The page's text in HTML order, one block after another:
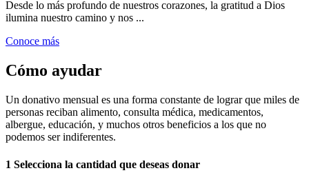
Desde lo más profundo de nuestros corazones, la gratitud a Dios
ilumina nuestro camino y nos ...
Conoce más
Cómo ayudar
Un donativo mensual es una forma constante de lograr que miles de
personas reciban alimento, consulta médica, medicamentos,
albergue, educación, y muchos otros beneficios a los que no
podemos ser indiferentes.
1 Selecciona la cantidad que deseas donar